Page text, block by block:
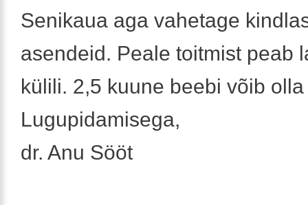
Senikaua aga vahetage
asendeid. Peale toitmist peab
külili. 2,5 kuune beebi võib
Lugupidamisega,
dr. Anu Sööt